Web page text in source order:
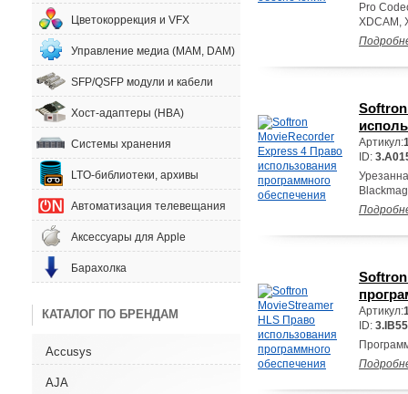
Цветокоррекция и VFX
Управление медиа (MAM, DAM)
SFP/QSFP модули и кабели
Хост-адаптеры (HBA)
Системы хранения
LTO-библиотеки, архивы
Автоматизация телевещания
Аксессуары для Apple
Барахолка
КАТАЛОГ ПО БРЕНДАМ
Accusys
AJA
Pro
XDCAM,
Артикул:
ID:
Артикул:
ID: 3.IB55